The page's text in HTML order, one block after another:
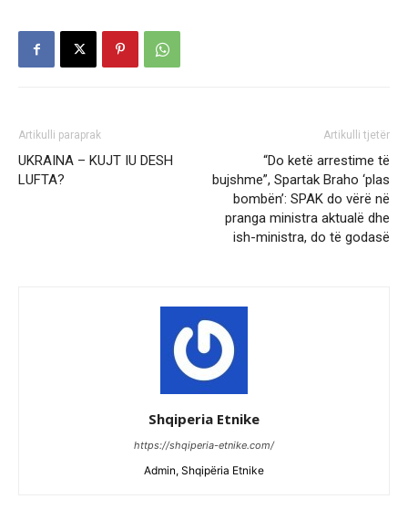
Artikulli paraprak
UKRAINA – KUJT IU DESH
LUFTA?
Artikulli tjetër
“Do ketë arrestime të
bujshme”, Spartak Braho ‘plas
bombën’: SPAK do vërë në
pranga ministra aktualë dhe
ish-ministra, do të godasë
Shqiperia Etnike
https://shqiperia-etnike.com/
Admin, Shqipëria Etnike